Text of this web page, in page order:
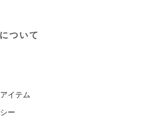
ついて
イテム
ー